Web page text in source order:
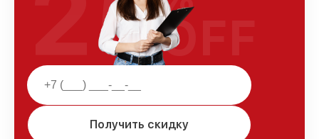
Получить скидку
OFF